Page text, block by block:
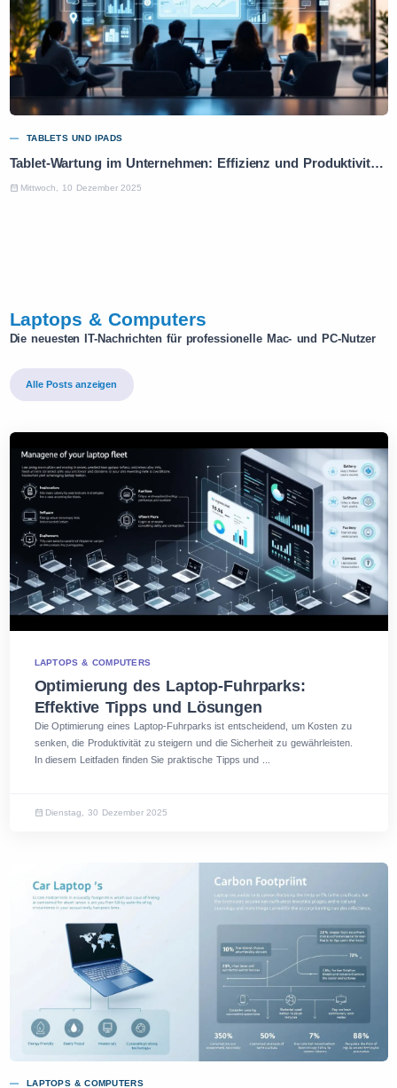
TABLETS UND IPADS
Tablet-Wartung im Unternehmen: Effizienz und Produktivität optimieren
Mittwoch, 10 Dezember 2025
Laptops & Computers
Die neuesten IT-Nachrichten für professionelle Mac- und PC-Nutzer
Alle Posts anzeigen
LAPTOPS & COMPUTERS
Optimierung des Laptop-Fuhrparks:
Effektive Tipps und Lösungen
Die Optimierung eines Laptop-Fuhrparks ist entscheidend, um Kosten zu
senken, die Produktivität zu steigern und die Sicherheit zu gewährleisten.
In diesem Leitfaden finden Sie praktische Tipps und ...
Dienstag, 30 Dezember 2025
LAPTOPS & COMPUTERS